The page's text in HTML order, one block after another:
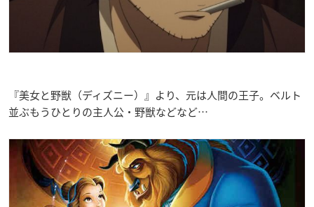
『美女と野獣（ディズニー）』より、元は人間の王子。ベルト
並ぶもうひとりの主人公・野獣などなど…